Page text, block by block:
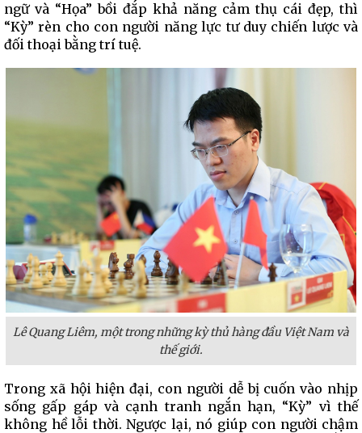
ngữ và “Họa” bồi đắp khả năng cảm thụ cái đẹp, thì
“Kỳ” rèn cho con người năng lực tư duy chiến lược và
đối thoại bằng trí tuệ.
Lê Quang Liêm, một trong những kỳ thủ hàng đầu Việt Nam và
thế giới.
Trong xã hội hiện đại, con người dễ bị cuốn vào nhịp
sống gấp gáp và cạnh tranh ngắn hạn, “Kỳ” vì thế
không hề lỗi thời. Ngược lại, nó giúp con người chậm